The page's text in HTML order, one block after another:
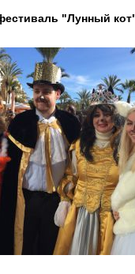
"Лунный